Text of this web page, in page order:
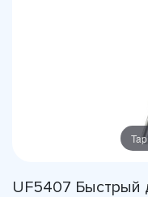
UF5407